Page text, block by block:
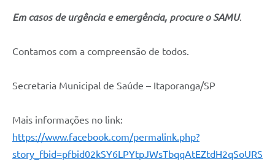
Nota Fiscal Eletrônica
Telefones Úteis
Transparência
Notícias
Em casos de urgência e emergência, procure o SAMU.
Contamos com a compreensão de todos.
Secretaria Municipal de Saúde – Itaporanga/SP
Mais informações no link:
https://www.facebook.com/permalink.php?
story_fbid=pfbid02kSY6LPYtpJWsTbqqAtEZtdH2qSoURS